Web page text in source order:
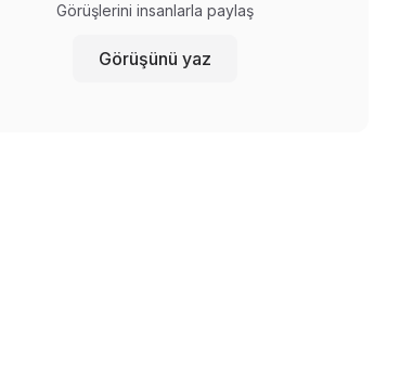
Görüşlerini insanlarla paylaş
Görüşünü yaz